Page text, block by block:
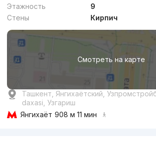
Этажность
9
Стены
Кирпич
Смотреть на карте
Ташкент, Янгихаётский,
daxasi, Узгариш
Янгихаёт 908 м 11 мин